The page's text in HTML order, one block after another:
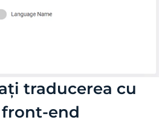
traducerea cu
end